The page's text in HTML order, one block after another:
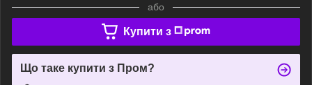
або
Купити з
Що таке купити з Пром?